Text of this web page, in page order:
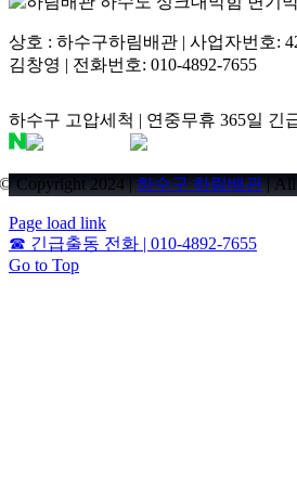
상호 : 하수구하림배관 | 사업자번호:
김창영 | 전화번호: 010-4892-7655
하수구 고압세척 | 연중무휴 365일 긴
© Copyright 2024 |하수구 하림배관 |
Page load link
☎ 긴급출동 전화 | 010-4892-7655
Go to Top